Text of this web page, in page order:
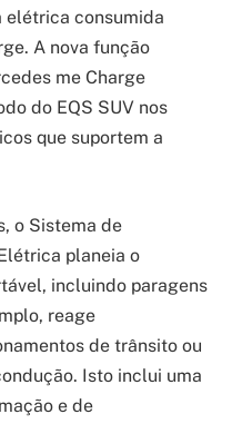
elétrica consumida
A nova função
me Charge
do EQS SUV nos
que suportem a
o Sistema de
planeia o
incluindo paragens
reage
de trânsito ou
Isto inclui uma
e de